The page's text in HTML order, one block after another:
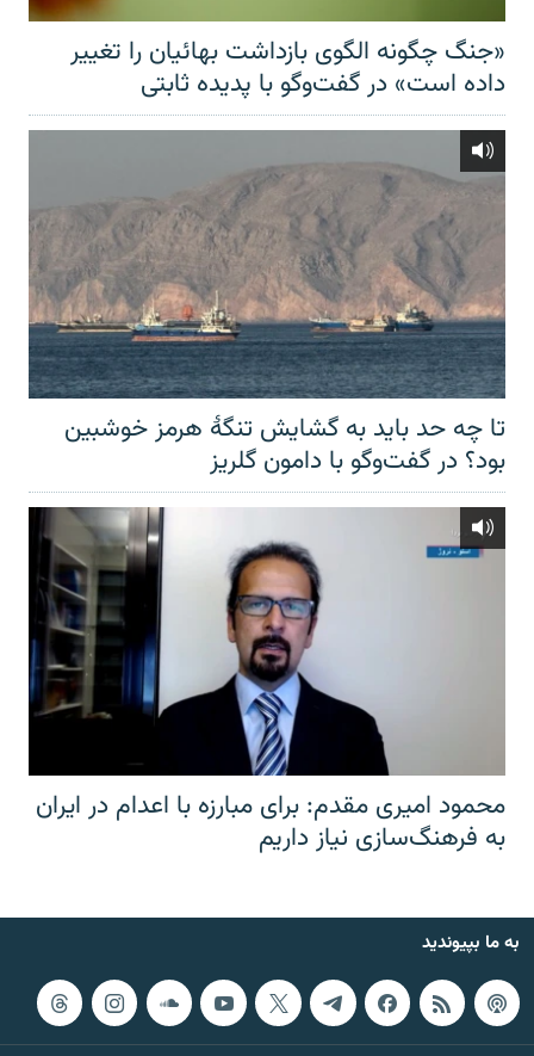
«جنگ چگونه الگوی بازداشت بهائیان را تغییر
داده است» در گفت‌وگو با پدیده ثابتی
تا چه حد باید به گشایش تنگهٔ هرمز خوشبین
بود؟ در گفت‌وگو با دامون گلریز
محمود امیری مقدم: برای مبارزه با اعدام در ایران
به فرهنگ‌سازی نیاز داریم
به ما بپیوندید